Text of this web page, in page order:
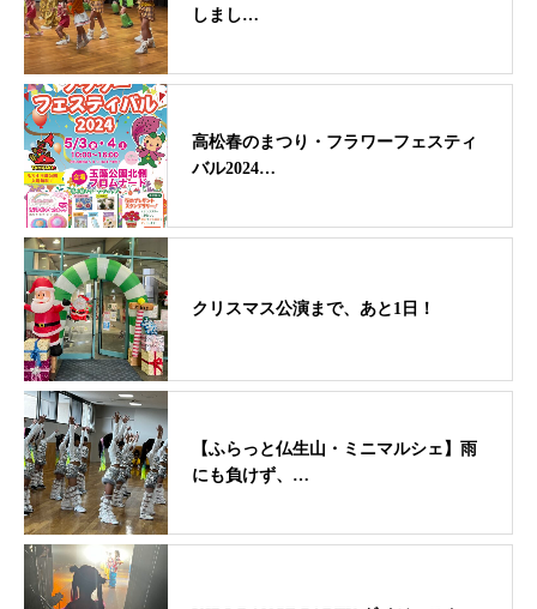
しまし…
高松春のまつり・フラワーフェスティ
バル2024…
クリスマス公演まで、あと1日！
【ふらっと仏生山・ミニマルシェ】雨
にも負けず、…